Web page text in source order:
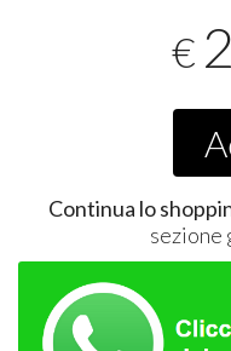
€
Continua lo
sezione